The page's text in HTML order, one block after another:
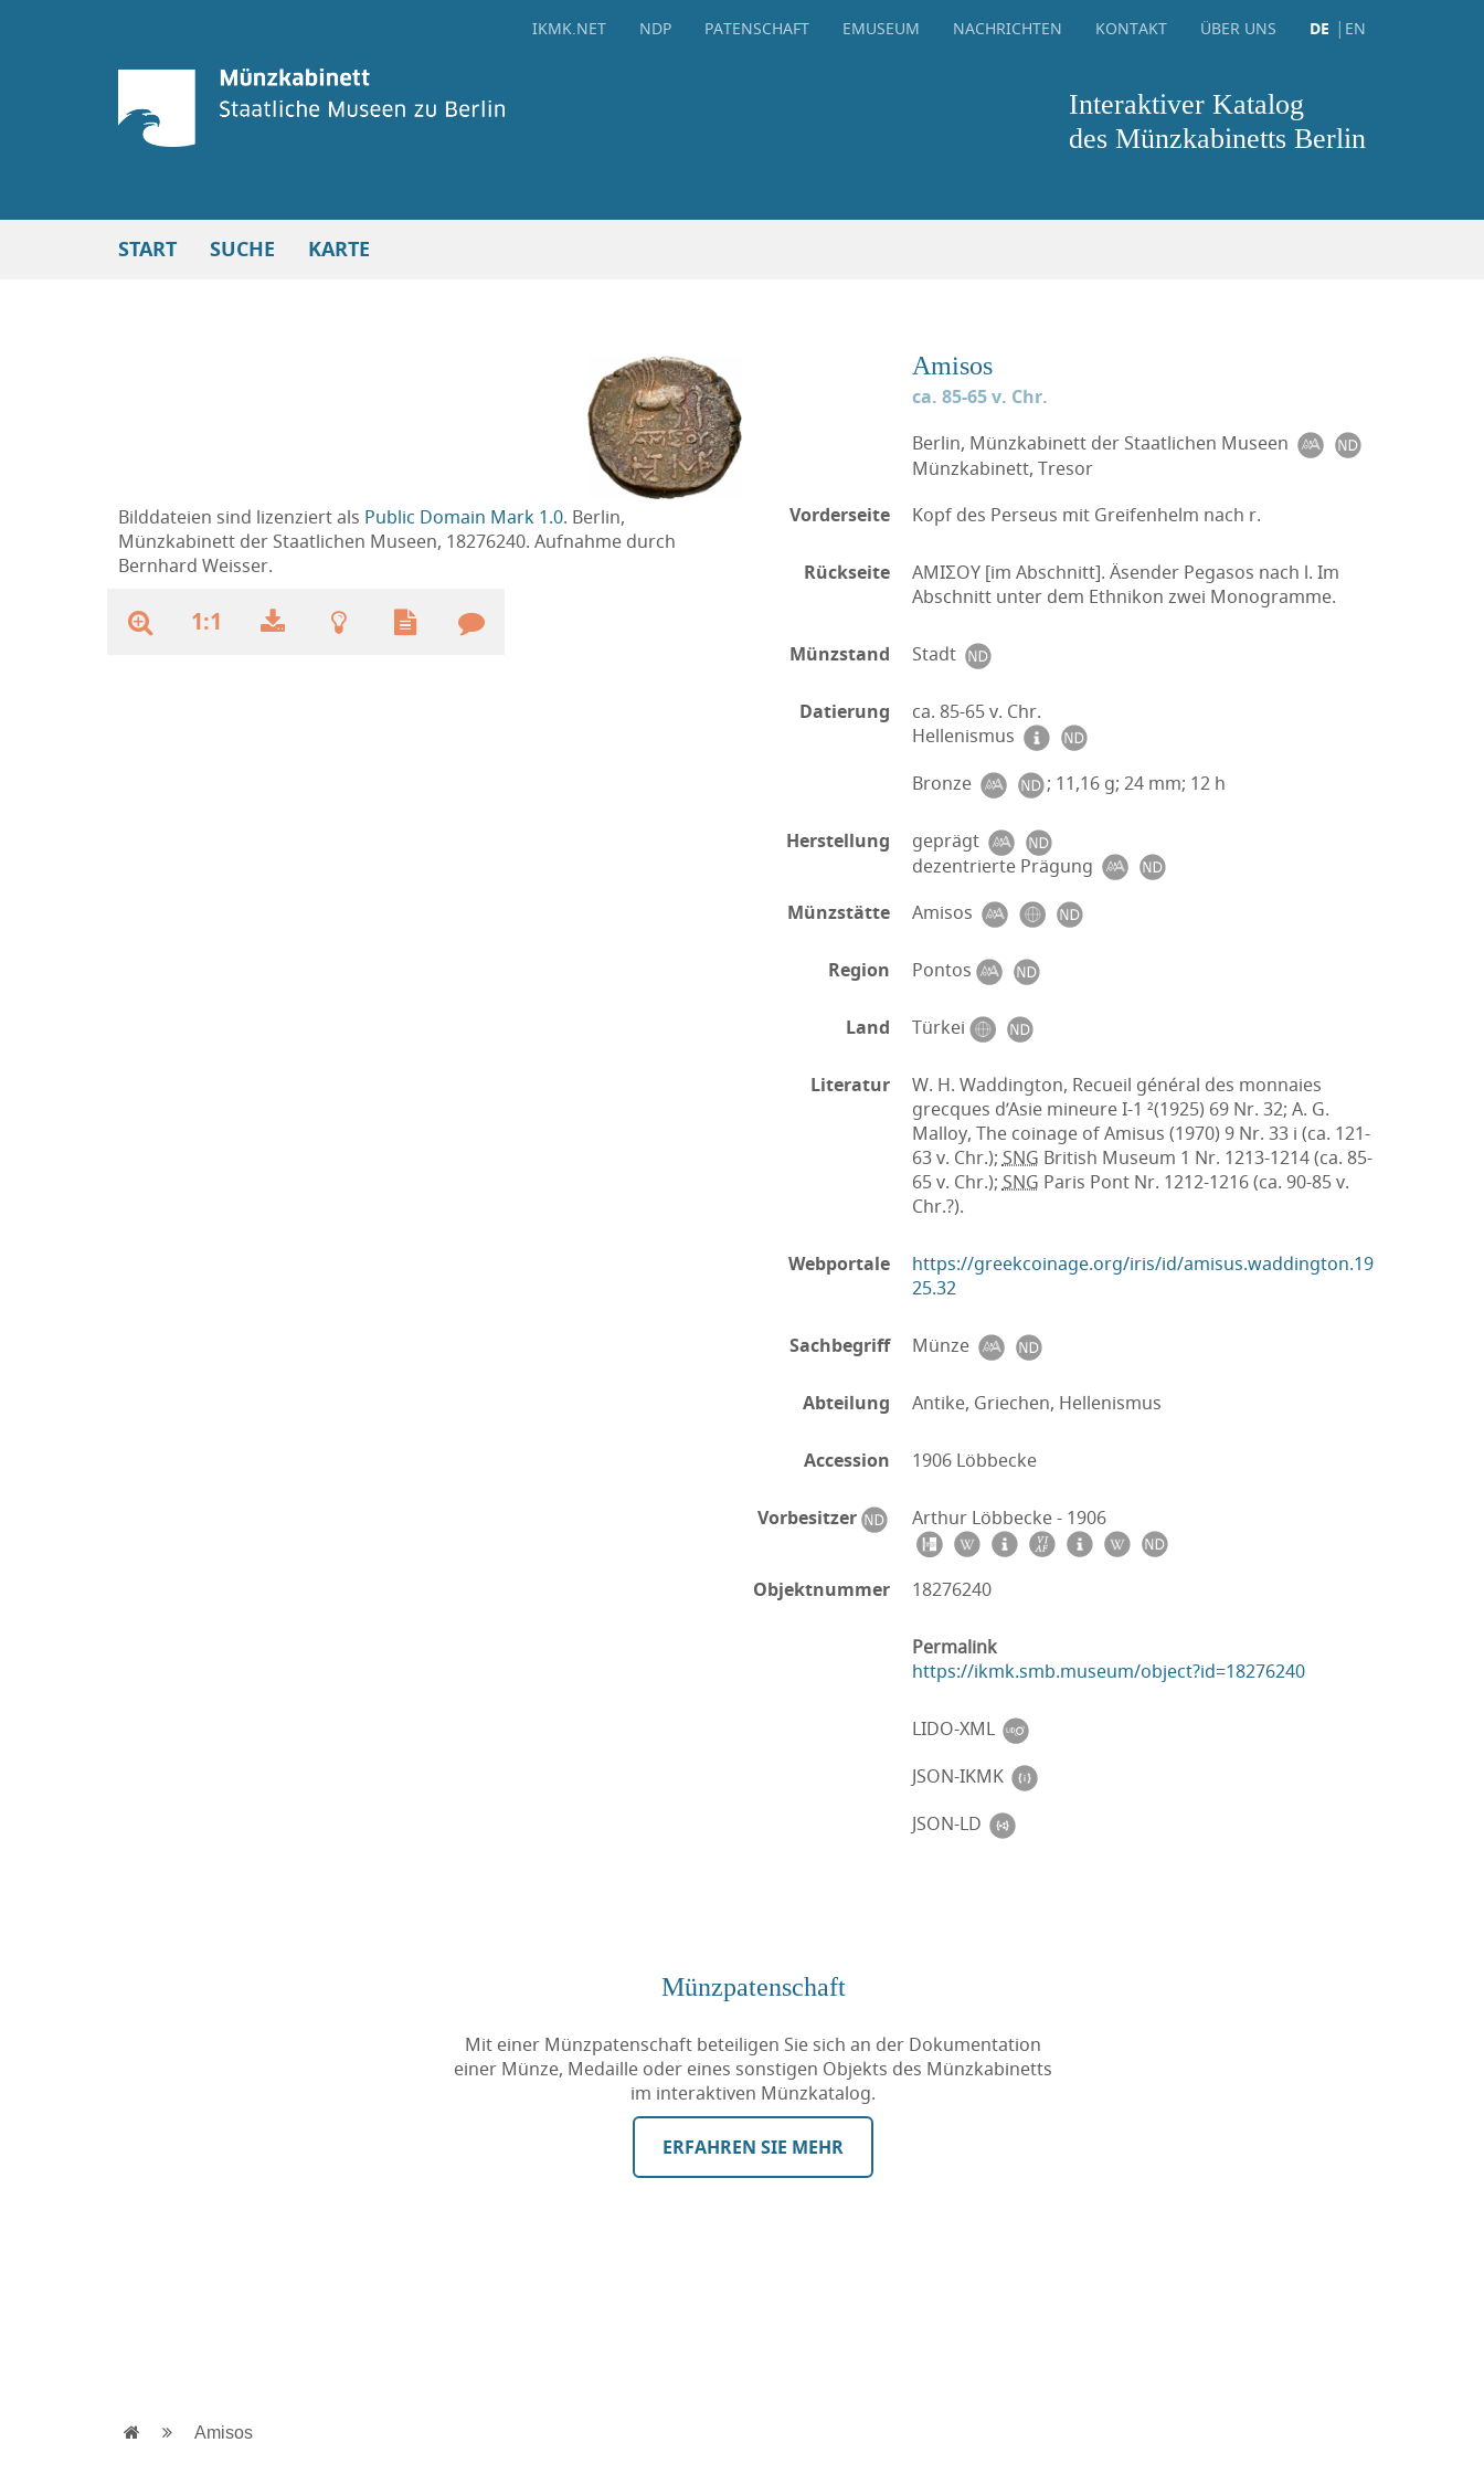
IKMK.NET NDP PATENSCHAFT EMUSEUM NACHRICHTEN KONTAKT ÜBER UNS DE EN
Interaktiver Katalog
des Münzkabinetts Berlin
START SUCHE KARTE
Bilddateien sind lizenziert als Public Domain Mark 1.0. Berlin,
Münzkabinett der Staatlichen Museen, 18276240. Aufnahme durch
Bernhard Weisser.
1:1
Amisos
ca. 85-65 v. Chr.
Berlin, Münzkabinett der Staatlichen Museen
Münzkabinett, Tresor
Vorderseite
Kopf des Perseus mit Greifenhelm nach r.
Rückseite
AMIΣOY [im Abschnitt]. Äsender Pegasos nach l. Im
Abschnitt unter dem Ethnikon zwei Monogramme.
Münzstand Stadt
Datierung
ca. 85-65 v. Chr.
Hellenismus
Bronze
; 11,16 g; 24 mm; 12 h
Herstellung
geprägt
dezentrierte Prägung
Münzstätte
Amisos
Region Pontos
Land Türkei
Literatur
W. H. Waddington, Recueil général des monnaies
grecques d’Asie mineure I-1 ²(1925) 69 Nr. 32; A. G.
Malloy, The coinage of Amisus (1970) 9 Nr. 33 i (ca. 121-
63 v. Chr.); SNG British Museum 1 Nr. 1213-1214 (ca. 85-
65 v. Chr.); SNG Paris Pont Nr. 1212-1216 (ca. 90-85 v.
Chr.?).
Webportale
https://greekcoinage.org/iris/id/amisus.waddington.19
25.32
Sachbegriff Münze
Abteilung Antike, Griechen, Hellenismus
Accession 1906 Löbbecke
Vorbesitzer Arthur Löbbecke - 1906
Objektnummer 18276240
Permalink
https://ikmk.smb.museum/object?id=18276240
LIDO-XML
JSON-IKMK
JSON-LD
Münzpatenschaft
Mit einer Münzpatenschaft beteiligen Sie sich an der Dokumentation
einer Münze, Medaille oder eines sonstigen Objekts des Münzkabinetts
im interaktiven Münzkatalog.
ERFAHREN SIE MEHR
Amisos